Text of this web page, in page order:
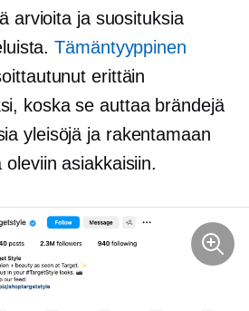
arvioita ja suosituksia
Tämäntyyppinen
erittäin
koska se auttaa brändejä
yleisöjä ja rakentamaan
asiakkaisiin.